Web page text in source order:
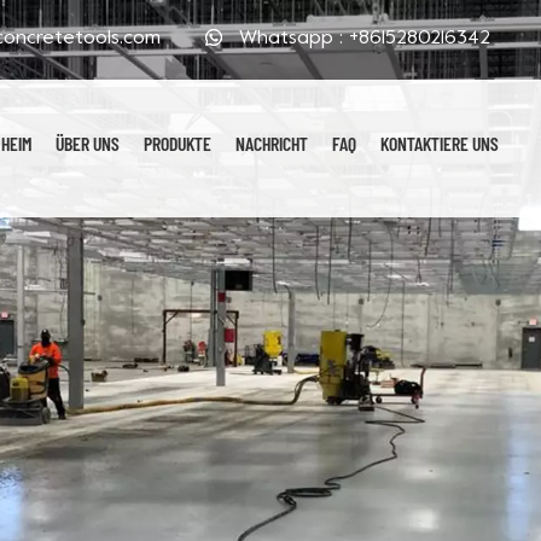
Whatsapp :+8615280216342
HEIM ÜBER UNS PRODUKTE NACHRICHT FAQ KONTAKTIERE UNS